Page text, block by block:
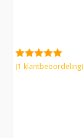
5.00van 5
(1 klantbeoordeling)